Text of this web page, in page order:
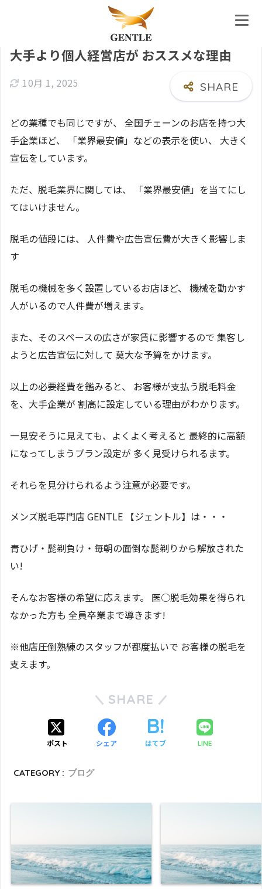
大手より個人経営店が おススメな理由
10月 1, 2025
どの業種でも同じですが、 全国チェーンのお店を持つ大
手企業ほど、 「業界最安値」などの表示を使い、 大きく
宣伝をしています。
ただ、脱毛業界に関しては、 「業界最安値」を当てにし
てはいけません。
脱毛の値段には、 人件費や広告宣伝費が大きく影響しま
す
脱毛の機械を多く設置しているお店ほど、 機械を動かす
人がいるので人件費が増えます。
また、そのスペースの広さが家賃に影響するので 集客し
ようと広告宣伝に対して 莫大な予算をかけます。
以上の必要経費を鑑みると、 お客様が支払う脱毛料金
を、大手企業が 割高に設定している理由がわかります。
一見安そうに見えても、よくよく考えると 最終的に高額
になってしまうプラン設定が 多く見受けられるます。
それらを見分けられるよう注意が必要です。
メンズ脱毛専門店 GENTLE 【ジェントル】は・・・
青ひげ・髭剃負け・毎朝の面倒な髭剃りから解放された
い!
そんなお客様の希望に応えます。 医○脱毛効果を得られ
なかった方も 全員卒業まで導きます!
※他店圧倒熟練のスタッフが都度払いで お客様の脱毛を
支えます。
SHARE
ポスト シェア はてブ LINE
CATEGORY : ブログ